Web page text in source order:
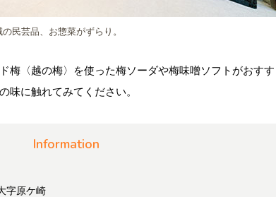
民芸品、お惣菜がずらり。
梅〈越の梅〉を使った梅ソーダや梅味噌ソフトがおすす
味に触れてみてください。
Information
字原ケ崎